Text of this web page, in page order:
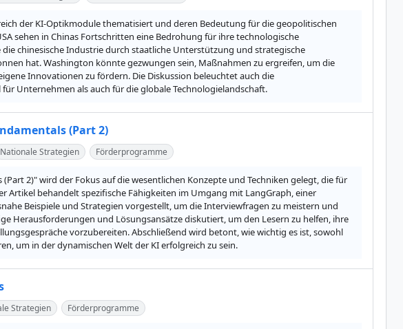
der KI-Optikmodule thematisiert und deren Bedeutung für die geopolitischen
sehen in Chinas Fortschritten eine Bedrohung für ihre technologische
chinesische Industrie durch staatliche Unterstützung und strategische
hat. Washington könnte gezwungen sein, Maßnahmen zu ergreifen, um die
Innovationen zu fördern. Die Diskussion beleuchtet auch die
Unternehmen als auch für die globale Technologielandschaft.
(Part 2)
Nationale Strategien Förderprogramme
2)" wird der Fokus auf die wesentlichen Konzepte und Techniken gelegt, die für
Artikel behandelt spezifische Fähigkeiten im Umgang mit LangGraph, einer
Beispiele und Strategien vorgestellt, um die Interviewfragen zu meistern und
Herausforderungen und Lösungsansätze diskutiert, um den Lesern zu helfen, ihre
vorzubereiten. Abschließend wird betont, wie wichtig es ist, sowohl
um in der dynamischen Welt der KI erfolgreich zu sein.
Strategien Förderprogramme